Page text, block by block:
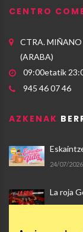
CENTRO
CTRA.
(ARABA)
09:00etatik
945 46 07 46
AZKENAK
24/07/2026
La roja